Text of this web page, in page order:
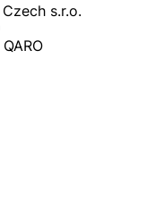
s.r.o.